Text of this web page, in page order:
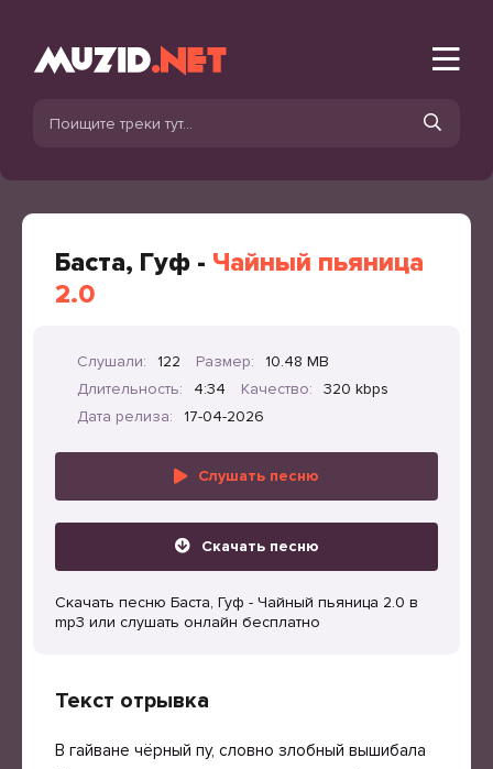
Баста, Гуф - Чайный пьяница
2.0
Слушали: 122 Размер:
10.48 MB
Длительность:
4:34 Качество:
320 kbps
Дата релиза:
17-04-2026
Слушать песню
Скачать песню
Скачать песню Баста, Гуф - Чайный пьяница 2.0 в
mp3 или слушать онлайн бесплатно
Текст отрывка
В гайване чёрный пу, словно злобный вышибала